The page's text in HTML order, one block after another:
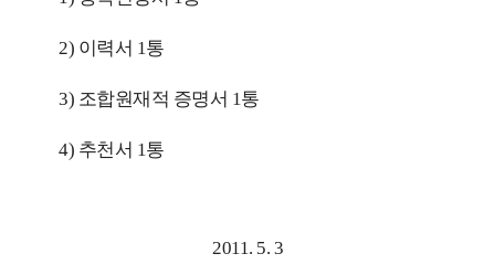
2) 이력서 1통
3) 조합원재적 증명서 1통
4) 추천서 1통
2011. 5. 3